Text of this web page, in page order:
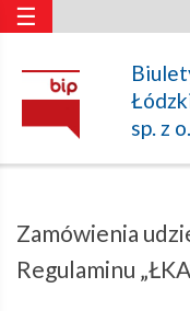
udzielane
sp. z
☰
Zamówienia
Regulaminu